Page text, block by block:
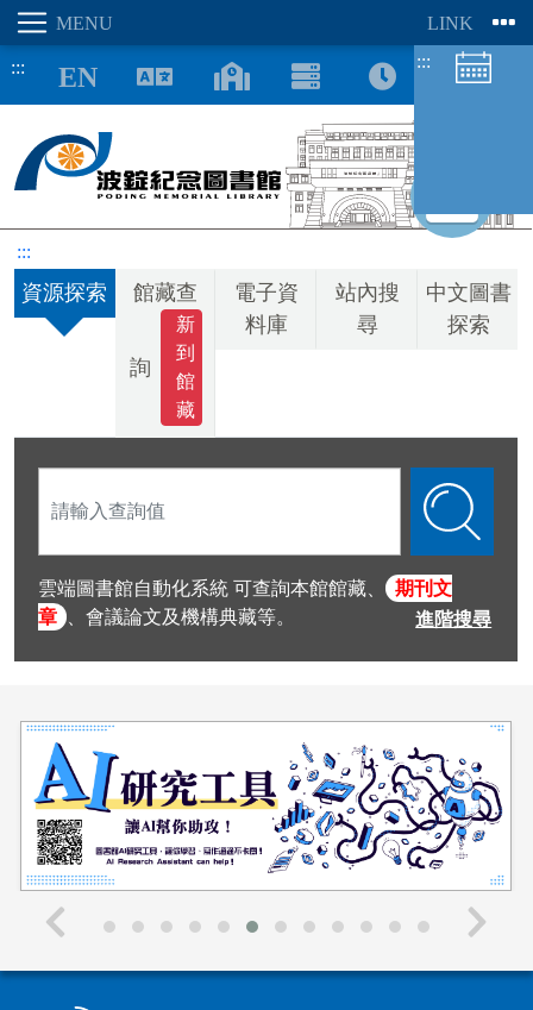
::: :::
圖書館空間
座位預約
:::
資源探索 館藏查
詢
新
到
館
藏
電子資
料庫
站內搜
尋
中文圖書
探索
輸
詢
值
雲端圖書館自動化系統 可查詢本館館藏、
期刊文
章
、會議論文及機構典藏等。 進階搜尋